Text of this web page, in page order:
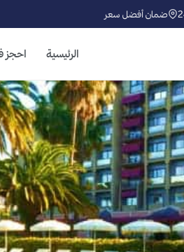
ضمان أفضل سعر
الرئيسية احجز